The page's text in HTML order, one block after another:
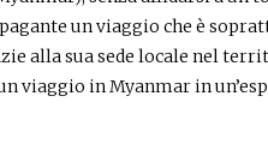
un viaggio che è
alla sua sede locale nel
viaggio in Myanmar in